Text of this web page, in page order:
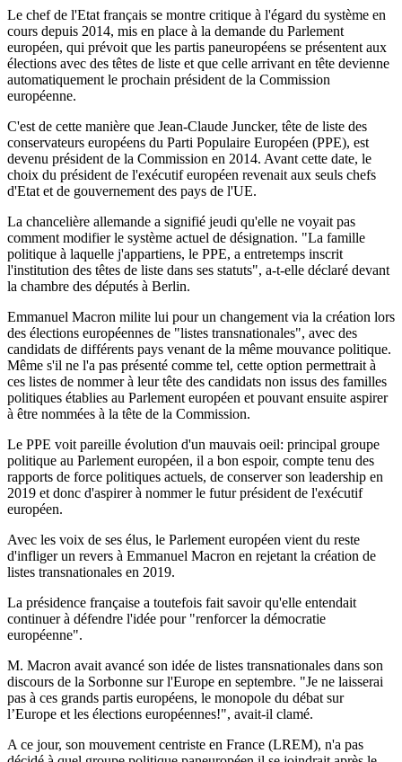
Le chef de l'Etat français se montre critique à l'égard du système en
cours depuis 2014, mis en place à la demande du Parlement
européen, qui prévoit que les partis paneuropéens se présentent aux
élections avec des têtes de liste et que celle arrivant en tête devienne
automatiquement le prochain président de la Commission
européenne.
C'est de cette manière que Jean-Claude Juncker, tête de liste des
conservateurs européens du Parti Populaire Européen (PPE), est
devenu président de la Commission en 2014. Avant cette date, le
choix du président de l'exécutif européen revenait aux seuls chefs
d'Etat et de gouvernement des pays de l'UE.
La chancelière allemande a signifié jeudi qu'elle ne voyait pas
comment modifier le système actuel de désignation. "La famille
politique à laquelle j'appartiens, le PPE, a entretemps inscrit
l'institution des têtes de liste dans ses statuts", a-t-elle déclaré devant
la chambre des députés à Berlin.
Emmanuel Macron milite lui pour un changement via la création lors
des élections européennes de "listes transnationales", avec des
candidats de différents pays venant de la même mouvance politique.
Même s'il ne l'a pas présenté comme tel, cette option permettrait à
ces listes de nommer à leur tête des candidats non issus des familles
politiques établies au Parlement européen et pouvant ensuite aspirer
à être nommées à la tête de la Commission.
Le PPE voit pareille évolution d'un mauvais oeil: principal groupe
politique au Parlement européen, il a bon espoir, compte tenu des
rapports de force politiques actuels, de conserver son leadership en
2019 et donc d'aspirer à nommer le futur président de l'exécutif
européen.
Avec les voix de ses élus, le Parlement européen vient du reste
d'infliger un revers à Emmanuel Macron en rejetant la création de
listes transnationales en 2019.
La présidence française a toutefois fait savoir qu'elle entendait
continuer à défendre l'idée pour "renforcer la démocratie
européenne".
M. Macron avait avancé son idée de listes transnationales dans son
discours de la Sorbonne sur l'Europe en septembre. "Je ne laisserai
pas à ces grands partis européens, le monopole du débat sur
l’Europe et les élections européennes!", avait-il clamé.
A ce jour, son mouvement centriste en France (LREM), n'a pas